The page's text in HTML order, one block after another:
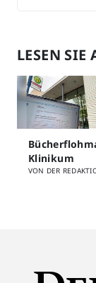
LESEN SIE
Klinikum
VON DER